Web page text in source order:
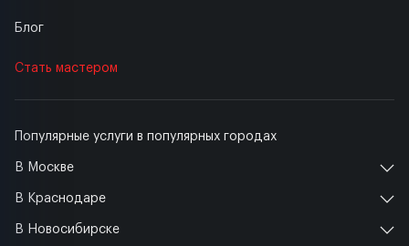
Популярные услуги в популярных городах
В Москве
В Краснодаре
В Новосибирске
Блог
Стать мастером